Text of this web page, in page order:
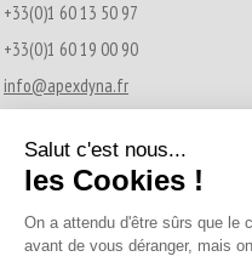
+33(0)1 60 13 50 97
+33(0)1 60 19 00 90
info@apexdyna.fr
Actualités récentes
21/12/2016